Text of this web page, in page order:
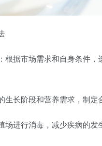
根据市场需求和自身条件
生长阶段和营养需求，制定
场进行消毒，减少疾病的